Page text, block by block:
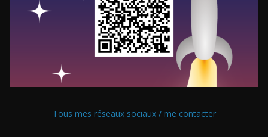
Tous mes réseaux sociaux / me contacter